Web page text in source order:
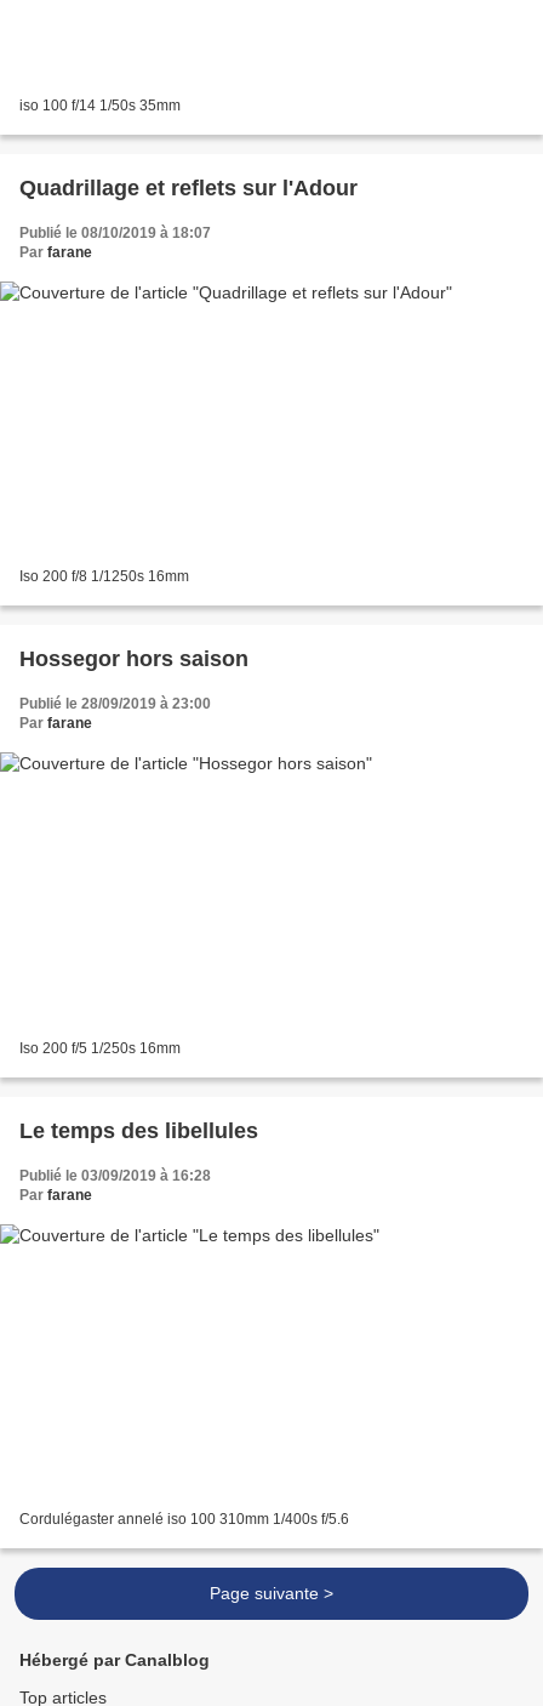
iso 100 f/14 1/50s 35mm
Quadrillage et reflets sur l'Adour
Publié le 08/10/2019 à 18:07
Par farane
Iso 200 f/8 1/1250s 16mm
Hossegor hors saison
Publié le 28/09/2019 à 23:00
Par farane
Iso 200 f/5 1/250s 16mm
Le temps des libellules
Publié le 03/09/2019 à 16:28
Par farane
Cordulégaster annelé iso 100 310mm 1/400s f/5.6
Page suivante >
Hébergé par Canalblog
Top articles